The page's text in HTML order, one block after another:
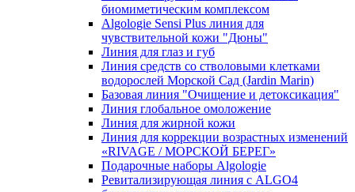
биомиметическим комплексом
Algologie Sensi Plus линия для
чувcтвительной кожи "Дюны"
Линия для глаз и губ
Линия средств со стволовыми клетками
водорослей Морской Сад (Jardin Marin)
Базовая линия "Очищение и детоксикация"
Линия глобальное омоложение
Линия для жирной кожи
Линия для коррекции возрастных изменений
«RIVAGE / МОРСКОЙ БЕРЕГ»
Подарочные наборы Algologie
Ревитализирующая линия с ALGO4